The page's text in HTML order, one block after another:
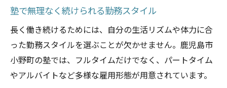
塾で無理なく続けられる勤務スタイル
長く働き続けるためには、自分の生活リズムや体力に合
った勤務スタイルを選ぶことが欠かせません。鹿児島市
小野町の塾では、フルタイムだけでなく、パートタイム
やアルバイトなど多様な雇用形態が用意されています。